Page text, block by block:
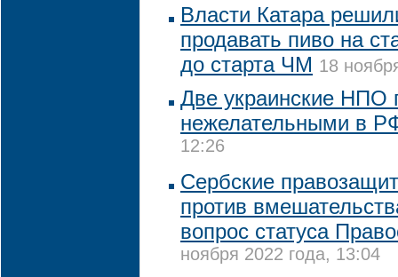
Власти Катара
продавать пиво на
до старта ЧМ 18
Две украинские НПО
нежелательными в
12:26
Сербские
против
вопрос статуса
ноября 2022 года, 13:04